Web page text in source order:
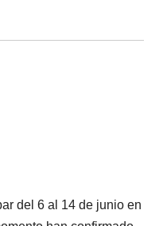
del 6 al 14 de junio en